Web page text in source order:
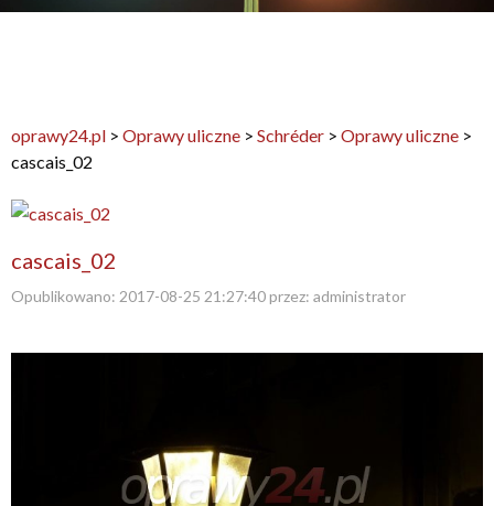
oprawy24.pl > Oprawy uliczne > Schréder > Oprawy uliczne >
cascais_02
cascais_02
Opublikowano: 2017-08-25 21:27:40przez: administrator